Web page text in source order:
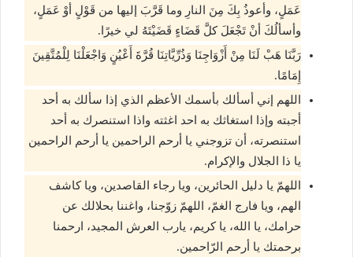
عَمَلٍ، وأعوذُ بِكَ مِنَ النارِ وما قَرَّبَ إليها من قَوْلٍ أوْ عَمَلٍ،
وأسألُكَ أنْ تَجْعَلَ كلَّ قَضَاءٍ قَضَيْتَهُ لي خيرًا.
رَبَّنَا هَبْ لَنَا مِنْ أَزْوَاجِنَا وَذُرِّيَّاتِنَا قُرَّةَ أَعْيُنٍ وَاجْعَلْنَا لِلْمُتَّقِينَ
إِمَامًا.
اللهم إني أسألك بأسمك الأعظم الذي إذا سألك به أحد
أجبته وإذا استغاثك به احد اغثته واذا استنصرك به أحد
استنصرته، أن تزوجني يا أرحم الراحمين يا أرحم الراحمين
يا ذا الجلال والإكرام.
اللهمّ يا دليل الحائرين، ويا رجاء القاصدين، ويا كاشف
الهم، ويا فارج الغمّ، اللهمّ زوّجنا، واغننا بحلالك عن
حرامك، يا الله، يا كريم، يارب العرش المجيد، ارحمنا
برحمتك يا أرحم الرّاحمين.